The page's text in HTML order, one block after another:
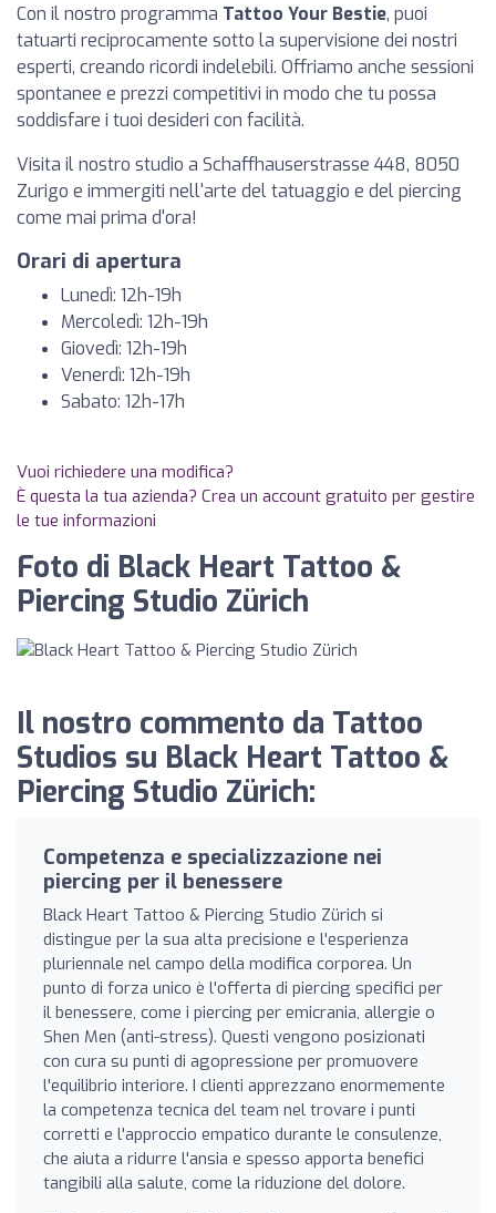
Con il nostro programma Tattoo Your Bestie, puoi
tatuarti reciprocamente sotto la supervisione dei nostri
esperti, creando ricordi indelebili. Offriamo anche sessioni
spontanee e prezzi competitivi in modo che tu possa
soddisfare i tuoi desideri con facilità.
Visita il nostro studio a Schaffhauserstrasse 448, 8050
Zurigo e immergiti nell'arte del tatuaggio e del piercing
come mai prima d'ora!
Orari di apertura
Lunedì: 12h-19h
Mercoledì: 12h-19h
Giovedì: 12h-19h
Venerdì: 12h-19h
Sabato: 12h-17h
Vuoi richiedere una modifica?
È questa la tua azienda? Crea un account gratuito per gestire
le tue informazioni
Foto di Black Heart Tattoo &
Piercing Studio Zürich
Il nostro commento da Tattoo
Studios su Black Heart Tattoo &
Piercing Studio Zürich:
Competenza e specializzazione nei
piercing per il benessere
Black Heart Tattoo & Piercing Studio Zürich si
distingue per la sua alta precisione e l'esperienza
pluriennale nel campo della modifica corporea. Un
punto di forza unico è l'offerta di piercing specifici per
il benessere, come i piercing per emicrania, allergie o
Shen Men (anti-stress). Questi vengono posizionati
con cura su punti di agopressione per promuovere
l'equilibrio interiore. I clienti apprezzano enormemente
la competenza tecnica del team nel trovare i punti
corretti e l'approccio empatico durante le consulenze,
che aiuta a ridurre l'ansia e spesso apporta benefici
tangibili alla salute, come la riduzione del dolore.